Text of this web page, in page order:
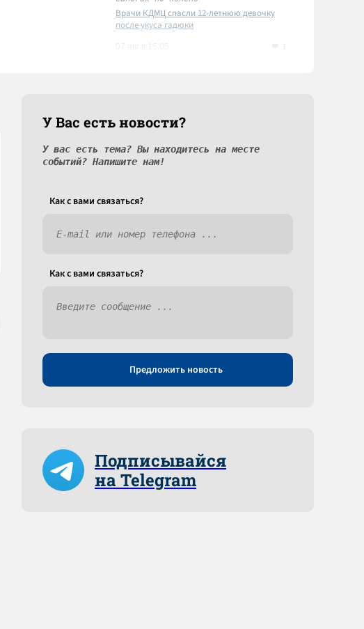
Врачи КДМЦ спасли 12-летнюю девочку
после укуса гадюки
У Вас есть новости?
У вас есть тема? Вы находитесь на месте
событий? Напишите нам!
Как c вами связаться?
Как c вами связаться?
Предложить новость
Подписывайся
на Telegram